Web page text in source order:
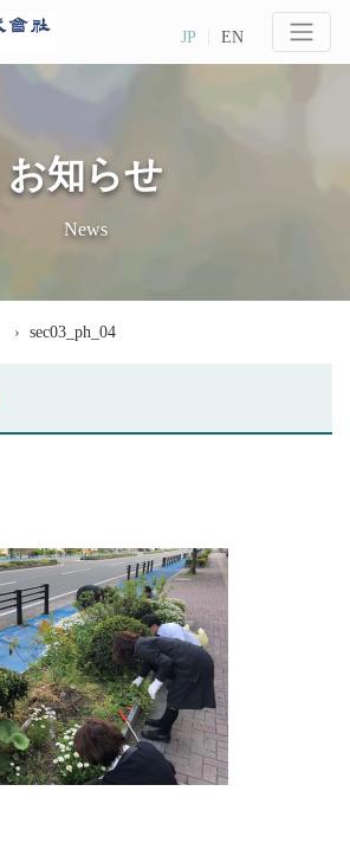
EN
JP
お知らせ
News
sec03_ph_04